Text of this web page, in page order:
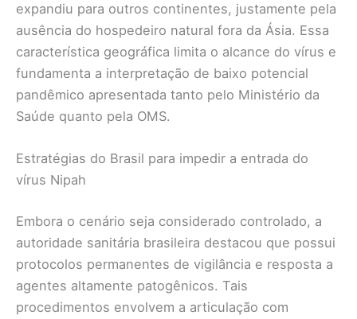
expandiu para outros continentes, justamente pela
ausência do hospedeiro natural fora da Ásia. Essa
característica geográfica limita o alcance do vírus e
fundamenta a interpretação de baixo potencial
pandêmico apresentada tanto pelo Ministério da
Saúde quanto pela OMS.
Estratégias do Brasil para impedir a entrada do
vírus Nipah
Embora o cenário seja considerado controlado, a
autoridade sanitária brasileira destacou que possui
protocolos permanentes de vigilância e resposta a
agentes altamente patogênicos. Tais
procedimentos envolvem a articulação com